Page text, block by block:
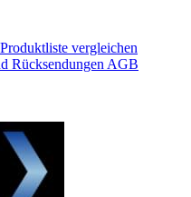
Produktliste vergleichen
Rücksendungen AGB